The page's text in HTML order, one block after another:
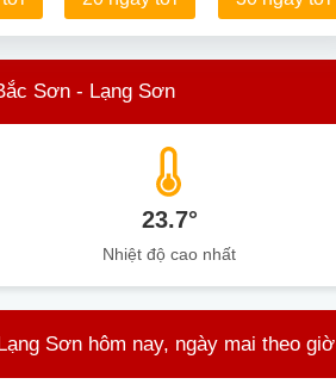
Sơn - Lạng Sơn
23.7°
Nhiệt độ cao nhất
Sơn hôm nay, ngày mai theo giờ